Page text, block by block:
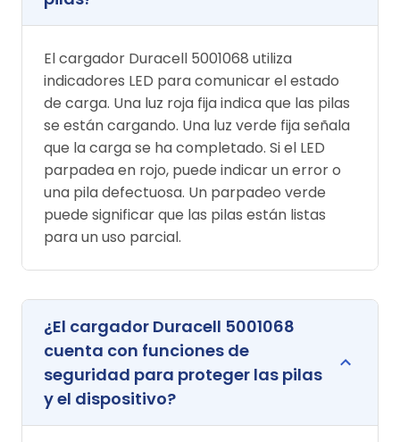
El cargador Duracell 5001068 utiliza
indicadores LED para comunicar el estado
de carga. Una luz roja fija indica que las pilas
se están cargando. Una luz verde fija señala
que la carga se ha completado. Si el LED
parpadea en rojo, puede indicar un error o
una pila defectuosa. Un parpadeo verde
puede significar que las pilas están listas
para un uso parcial.
¿El cargador Duracell 5001068
cuenta con funciones de
seguridad para proteger las pilas
y el dispositivo?